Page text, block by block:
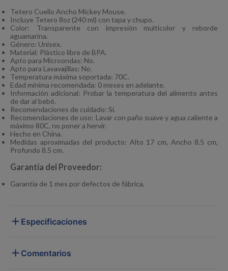
Tetero Cuello Ancho Mickey Mouse.
Incluye Tetero 8oz (240 ml) con tapa y chupo.
Color: Transparente con impresión multicolor y reborde
aguamarina.
Género: Unisex.
Material: Plástico libre de BPA.
Apto para Microondas: No.
Apto para Lavavajillas: No.
Temperatura máxima soportada: 70C.
Edad mínima recomendada: 0 meses en adelante.
Información adicional: Probar la temperatura del alimento antes
de dar al bebé.
Recomendaciones de cuidado: Si.
Recomendaciones de uso: Lavar con paño suave y agua caliente a
máximo 80C, no poner a hervir.
Hecho en China.
Medidas aproximadas del producto: Alto 17 cm, Ancho 8.5 cm,
Profundo 8.5 cm.
Garantía del Proveedor:
Garantía de 1 mes por defectos de fábrica.
Especificaciones
Comentarios